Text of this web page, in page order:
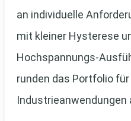
an individuelle
mit kleiner Hysterese
Hochspannungs-
runden das Portfolio
Industrieanwendungen